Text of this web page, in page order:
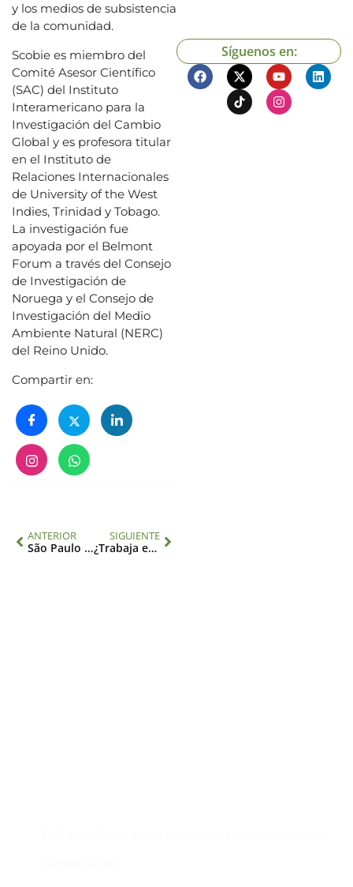
y los medios de subsistencia
de la comunidad.
Scobie es miembro del
Comité Asesor Científico
(SAC) del Instituto
Interamericano para la
Investigación del Cambio
Global y es profesora titular
en el Instituto de
Relaciones Internacionales
de University of the West
Indies, Trinidad y Tobago.
La investigación fue
apoyada por el Belmont
Forum a través del Consejo
de Investigación de
Noruega y el Consejo de
Investigación del Medio
Ambiente Natural (NERC)
del Reino Unido.
Compartir en:
ANTERIOR
São Paulo School of Advanced Science Sustainable and Inclusive AMAZONIA: Ponentes
SIGUIENTE
¿Trabaja en ciencia, negocios, filantropía o arte? ¡Comparta su trabajo en SRI2023!
Síguenos en: